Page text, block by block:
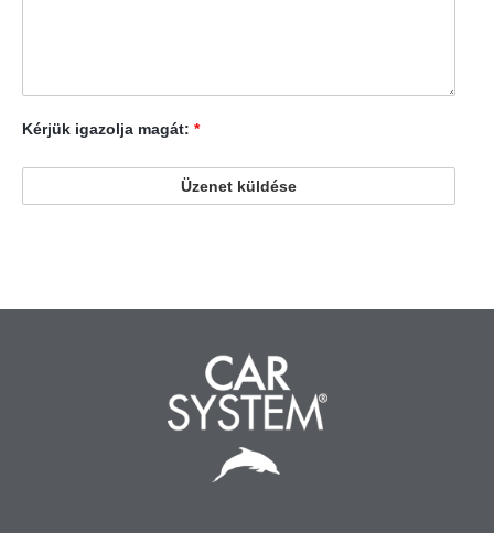
Kérjük igazolja magát: *